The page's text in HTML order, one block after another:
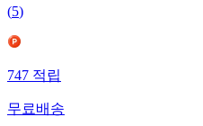
(5)
747적립
무료배송